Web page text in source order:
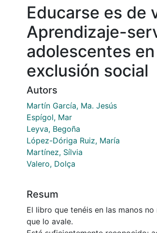
Educarse es de
Aprendizaje-
adolescentes
exclusión social
Autors
Martín García, Ma. Jesús
Espígol, Mar
Leyva, Begoña
López-Dóriga Ruiz, María
Martínez, Sílvia
Valero, Dolça
Resum
El libro que tenéis en las manos
que lo avale.